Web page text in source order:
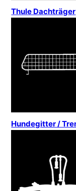
Thule Dachträger
Hundegitter /